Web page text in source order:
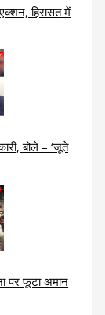
हिरासत में
बोले – ‘जूते
पर फूटा अमान